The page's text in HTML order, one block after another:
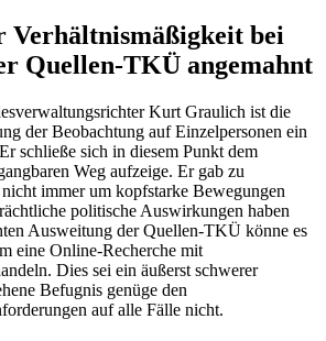
Verhältnismäßigkeit bei
Quellen-TKÜ angemahnt
Kurt Graulich ist die
der Beobachtung auf Einzelpersonen ein
schließe sich in diesem Punkt dem
Weg aufzeige. Er gab zu
nicht immer um kopfstarke Bewegungen
politische Auswirkungen haben
Ausweitung der Quellen-TKÜ könne es
eine Online-Recherche mit
Dies sei ein äußerst schwerer
Befugnis genüge den
auf alle Fälle nicht.